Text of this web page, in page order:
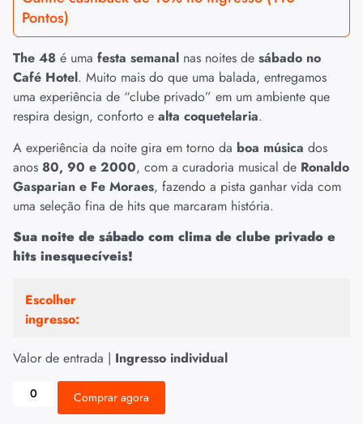
Pontos)
The 48 é uma festa semanal nas noites de sábado no
Café Hotel. Muito mais do que uma balada, entregamos
uma experiência de “clube privado” em um ambiente que
respira design, conforto e alta coquetelaria.
A experiência da noite gira em torno da boa música dos
anos 80, 90 e 2000, com a curadoria musical de Ronaldo
Gasparian e Fe Moraes, fazendo a pista ganhar vida com
uma seleção fina de hits que marcaram história.
Sua noite de sábado com clima de clube privado e
hits inesquecíveis!
Escolher
ingresso:
Valor de entrada | Ingresso individual
Comprar agora